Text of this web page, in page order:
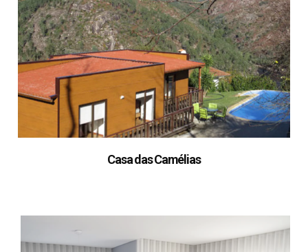
Casa das Camélias